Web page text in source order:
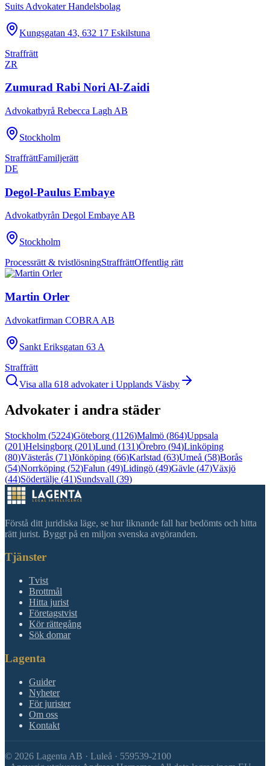
Suits Advokater Handelsbolag
Kungsgatan 43, 632 17 Eskilstuna
Straffrätt
ZR
Zumurad Rabi Nori Al-Zaidi
Advokatbyrå Rebecca Lagh AB
Stockholm
StraffrättFamiljerätt
DE
Degol-Paulus Embaye
Advokatbyrån Degol Embaye AB
Stockholm
Processrätt & tvistlösningStraffrättOffentlig rätt
Martin Orler
Advokatfirman COBRA AB
Sankt Eriksgatan 63 A
Straffrätt
Visa alla 618 advokater i Upplands Väsby
Advokater i andra städer
Stockholm (5224)Göteborg (1126)Malmö (864)Uppsala
(201)Helsingborg (201)Lund (131)Örebro (94)Linköping
(80)Västerås (71)Jönköping (66)Karlstad (63)Umeå (58)Borås
(54)Norrköping (52)Falun (49)Lidingö (49)Gävle (47)Växjö
(44)Södertälje (41)Sundsvall (39)
Förstå ditt juridiska läge, se hur liknande fall har bedömts och hitta
rätt jurist. Byggt på en miljon svenska avgöranden.
Tjänster
Tvist
Brottmål
Hitta jurist
Företagstvist
Kör rättegång
Sök domar
Lagenta
Guider
Nyheter
För jurister
Om oss
Kontakt
© 2026 Lagenta AB · Luleå · 559539-2100